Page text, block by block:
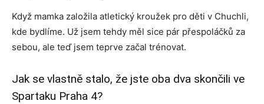
Když mamka založila atletický kroužek pro děti v Chuchli,
kde bydlíme. Už jsem tehdy měl sice pár přespoláčků za
sebou, ale teď jsem teprve začal trénovat.
Jak se vlastně stalo, že jste oba dva skončili ve
Spartaku Praha 4?